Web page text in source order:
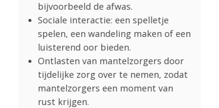
bijvoorbeeld de afwas.
Sociale interactie: een spelletje
spelen, een wandeling maken of een
luisterend oor bieden.
Ontlasten van mantelzorgers door
tijdelijke zorg over te nemen, zodat
mantelzorgers een moment van
rust krijgen.